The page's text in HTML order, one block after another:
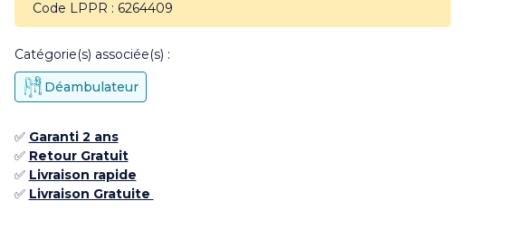
Code LPPR : 6264409
Catégorie(s) associée(s) :
Déambulateur
✅ Garanti 2 ans
✅ Retour Gratuit
✅ Livraison rapide
✅ Livraison Gratuite